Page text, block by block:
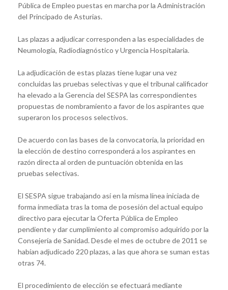
Pública de Empleo puestas en marcha por la Administración
del Principado de Asturias.
Las plazas a adjudicar corresponden a las especialidades de
Neumología, Radiodiagnóstico y Urgencia Hospitalaria.
La adjudicación de estas plazas tiene lugar una vez
concluidas las pruebas selectivas y que el tribunal calificador
ha elevado a la Gerencia del SESPA las correspondientes
propuestas de nombramiento a favor de los aspirantes que
superaron los procesos selectivos.
De acuerdo con las bases de la convocatoria, la prioridad en
la elección de destino corresponderá a los aspirantes en
razón directa al orden de puntuación obtenida en las
pruebas selectivas.
El SESPA sigue trabajando así en la misma línea iniciada de
forma inmediata tras la toma de posesión del actual equipo
directivo para ejecutar la Oferta Pública de Empleo
pendiente y dar cumplimiento al compromiso adquirido por la
Consejería de Sanidad. Desde el mes de octubre de 2011 se
habían adjudicado 220 plazas, a las que ahora se suman estas
otras 74.
El procedimiento de elección se efectuará mediante